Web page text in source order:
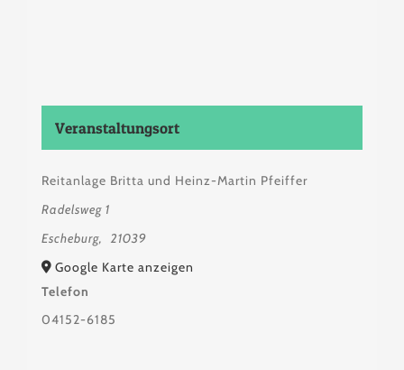
Veranstaltungsort
Reitanlage Britta und Heinz-Martin Pfeiffer
Radelsweg 1
Escheburg,
21039
Google Karte anzeigen
Telefon
04152-6185